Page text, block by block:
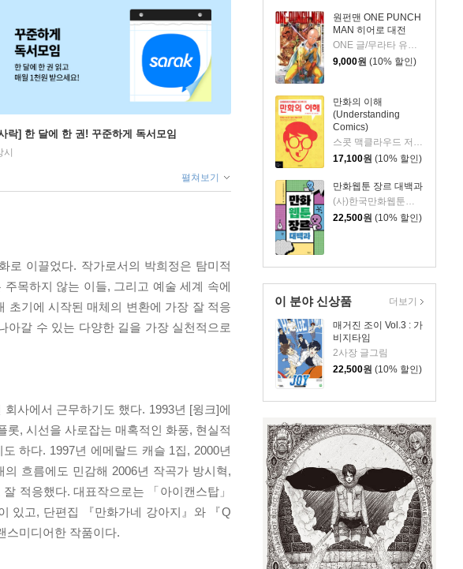
원펀맨 ONE PUNCH
MAN 히어로 대전
ONE 글/무라타 유스케 그림
9,000원 (10% 할인)
만화의 이해
(Understanding
Comics)
스콧 맥클라우드 저/김낙호 역
17,100원 (10% 할인)
만화웹툰 장르 대백과
(사)한국만화웹툰평론가협회 저
22,500원 (10% 할인)
이 분야 신상품
매거진 조이 Vol.3 : 가
비지타임
2사장 글그림
22,500원 (10% 할인)
더보기
락] 한 달에 한 권! 꾸준하게 독서모임
시
펼쳐보기
로 이끌었다. 작가로서의 박희정은 탐미적
목하지 않는 이들, 그리고 예술 세계 속에
초기에 시작된 매체의 변환에 가장 잘 적응
아갈 수 있는 다양한 길을 가장 실천적으로
회사에서 근무하기도 했다. 1993년 [윙크]에
, 시선을 사로잡는 매혹적인 화풍, 현실적
하다. 1997년 에메랄드 캐슬 1집, 2000년
흐름에도 민감해 2006년 작곡가 방시혁,
적응했다. 대표작으로는 「아이캔스탑」
있고, 단편집 『만화가네 강아지』와 『Q
스미디어한 작품이다.